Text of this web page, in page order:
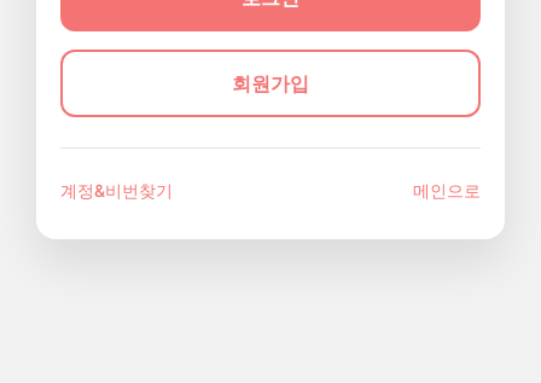
회원가입
계정&비번찾기 메인으로